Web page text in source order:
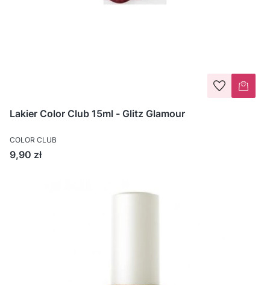
Lakier Color Club 15ml - Glitz Glamour
COLOR CLUB
Cena
9,90 zł